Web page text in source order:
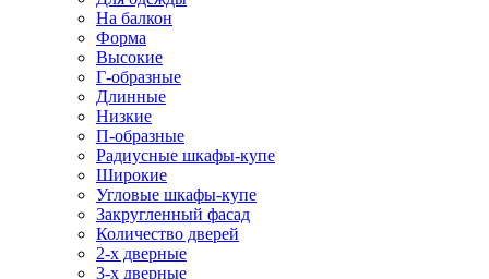
На балкон
Форма
Высокие
Г-образные
Длинные
Низкие
П-образные
Радиусные шкафы-купе
Широкие
Угловые шкафы-купе
Закругленный фасад
Количество дверей
2-х дверные
3-х дверные